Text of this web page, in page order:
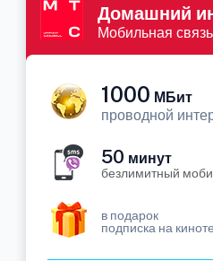
Домашний
Мобильная связь
1000 МБит
проводной
50 минут
безлимитный
в подарок
подписка на